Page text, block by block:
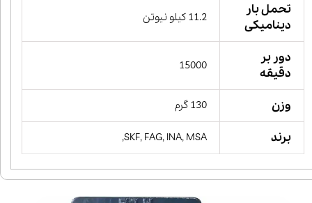
تحمل بار
دینامیکی
11.2 کیلو نیوتن
دور بر
دقیقه
15000
وزن 130 گرم
برند SKF, FAG, INA, MSA,